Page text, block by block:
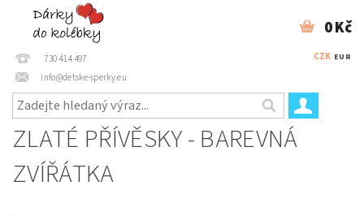
730 414 497
info@detske-sperky.eu
CZK EUR
0 Kč
ZLATÉ PŘÍVĚSKY - BAREVNÁ
ZVÍŘÁTKA